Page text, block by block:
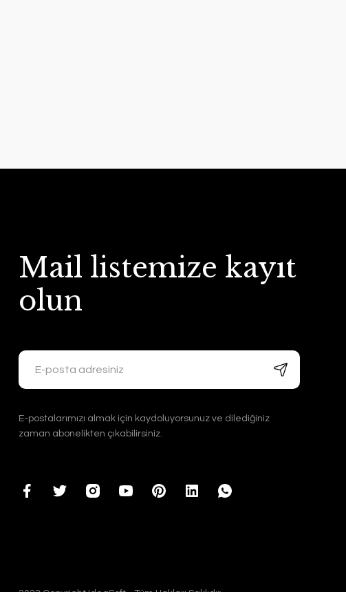
Mail listemize kayıt
olun
E-postalarımızı almak için kaydoluyorsunuz ve dilediğiniz
zaman abonelikten çıkabilirsiniz.